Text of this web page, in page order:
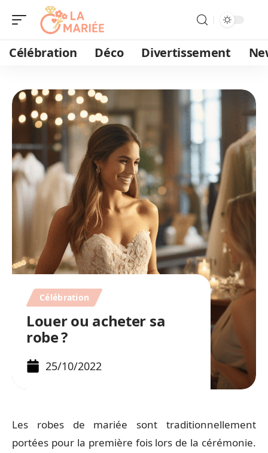
Célébration Déco Divertissement
Célébration
Louer ou acheter sa
robe ?
25/10/2022
Les robes de mariée sont traditionnellement
portées pour la première fois lors de la cérémonie.